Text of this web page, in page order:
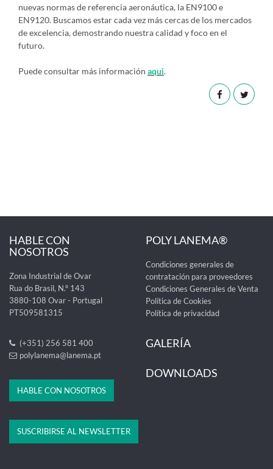
nuevas normas de referencia aeronáutica, la EN9100 e
EN9120. Buscamos estar cada vez más cercas de los mercados
de excelencia, demostrando nuestra calidad y foco en el
futuro.
Puede consultar más información aqui.
HABLE CON
NOSOTROS
Zona Industrial de Ovar
Rua do Brasil, N.º 143
3880-108 Ovar - Portugal
PT509581315
(+351) 256 581 400
polylanema@lanema.pt
HABLE CON NOSOTROS
POLY LANEMA®
Condiciones generales de
contratación para proveedores
Condiciones Generales de Venta
Política de Cookies
Política de privacidad
GALERÍA
DOWNLOADS
SUSCRIBIRSE AL NEWSLETTER